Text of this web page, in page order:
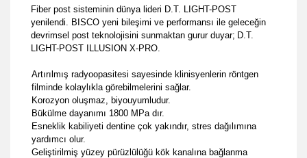
Fiber post sisteminin dünya lideri D.T. LIGHT-POST
yenilendi. BISCO yeni bileşimi ve performansı ile geleceğin
devrimsel post teknolojisini sunmaktan gurur duyar; D.T.
LIGHT-POST ILLUSION X-PRO.
Artırılmış radyoopasitesi sayesinde klinisyenlerin röntgen
filminde kolaylıkla görebilmelerini sağlar.
Korozyon oluşmaz, biyouyumludur.
Bükülme dayanımı 1800 MPa dır.
Esneklik kabiliyeti dentine çok yakındır, stres dağılımına
yardımcı olur.
Geliştirilmiş yüzey pürüzlülüğü kök kanalına bağlanma